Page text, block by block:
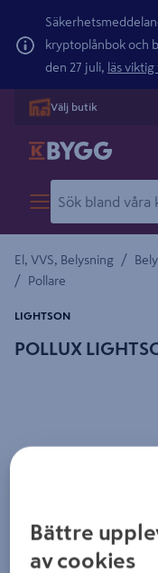
kryptoplånbok och
den 27 juli, läs
Välj butik
El, VVS, Belysning /
/ Pollare
POLLUX
LIGHTSON
Detaljerad
Föregående
Bättre
av cookies